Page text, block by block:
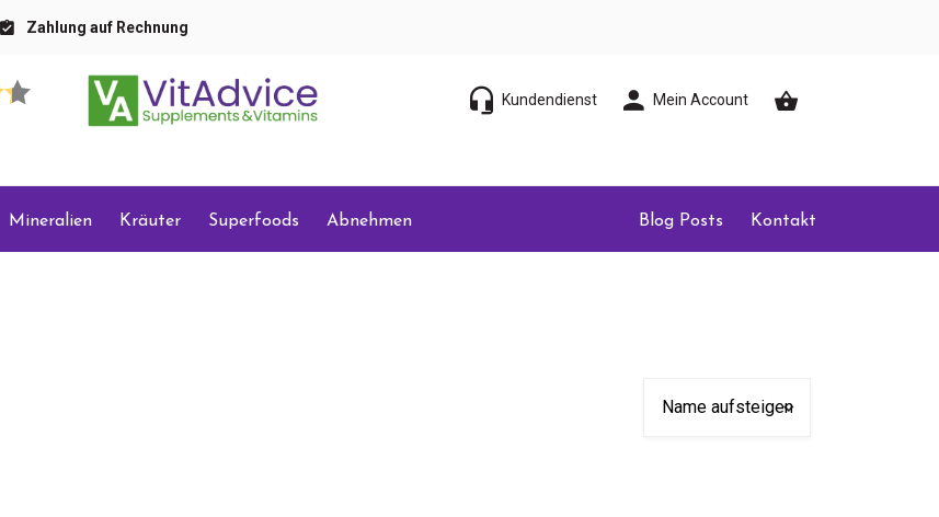
Zahlung auf Rechnung
Kundendienst Mein Account
Mineralien Kräuter Superfoods Abnehmen Blog Posts Kontakt